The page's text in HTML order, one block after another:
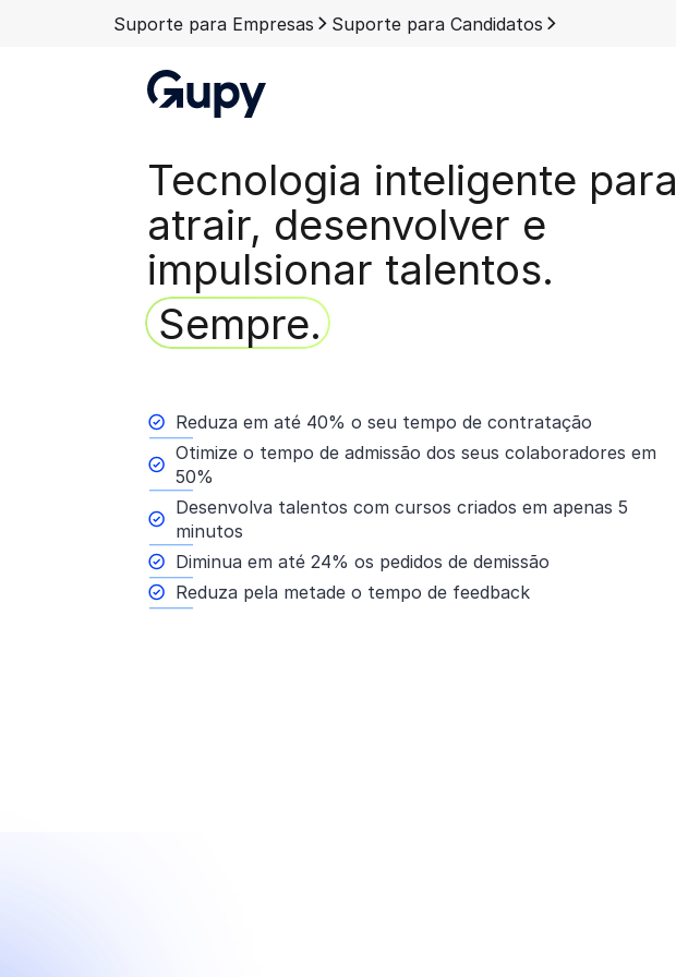
Suporte para Empresas Suporte para Candidatos
Tecnologia inteligente para
atrair, desenvolver e
impulsionar talentos.
Sempre.
Reduza em até 40% o seu tempo de contratação
Otimize o tempo de admissão dos seus colaboradores em
50%
Desenvolva talentos com cursos criados em apenas 5
minutos
Diminua em até 24% os pedidos de demissão
Reduza pela metade o tempo de feedback